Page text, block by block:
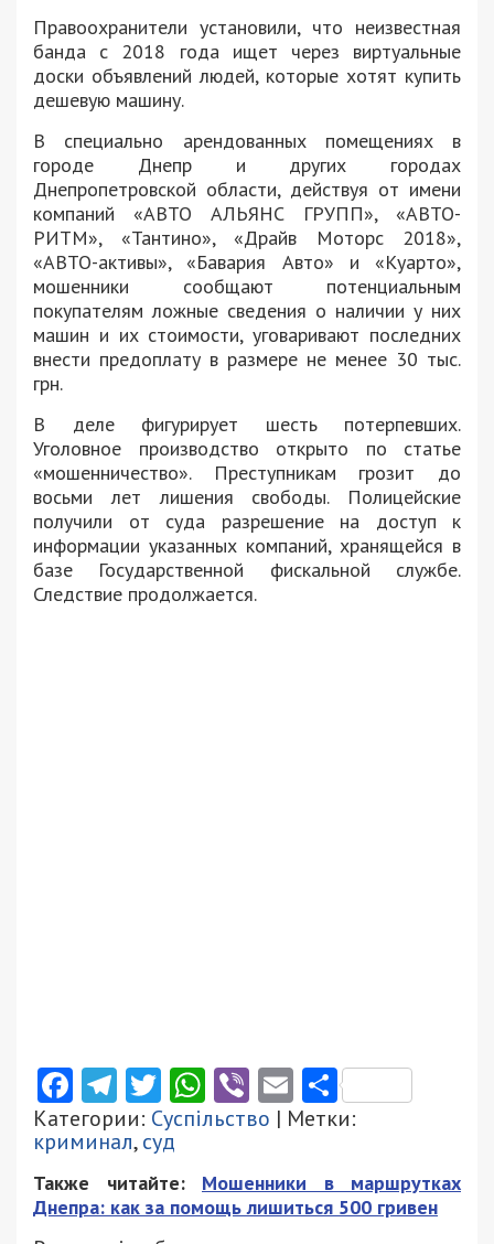
Правоохранители установили, что неизвестная
банда с 2018 года ищет через виртуальные
доски объявлений людей, которые хотят купить
дешевую машину.
В специально арендованных помещениях в
городе Днепр и других городах
Днепропетровской области, действуя от имени
компаний «АВТО АЛЬЯНС ГРУПП», «АВТО-
РИТМ», «Тантино», «Драйв Моторс 2018»,
«АВТО-активы», «Бавария Авто» и «Куарто»,
мошенники сообщают потенциальным
покупателям ложные сведения о наличии у них
машин и их стоимости, уговаривают последних
внести предоплату в размере не менее 30 тыс.
грн.
В деле фигурирует шесть потерпевших.
Уголовное производство открыто по статье
«мошенничество». Преступникам грозит до
восьми лет лишения свободы. Полицейские
получили от суда разрешение на доступ к
информации указанных компаний, хранящейся в
базе Государственной фискальной службе.
Следствие продолжается.
Facebook
Telegram
Twitter
WhatsApp
ViberEmail
Категории: Суспільство | Метки:
криминал,суд
Также читайте: Мошенники в маршрутках
Днепра: как за помощь лишиться 500 гривен